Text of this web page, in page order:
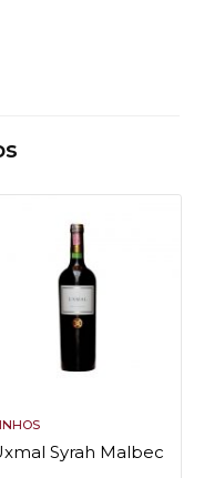
Syrah Malbec